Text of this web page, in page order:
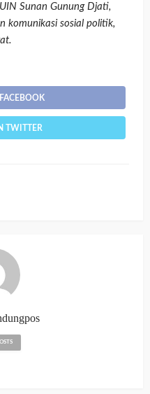
Sunan Gunung Djati,
komunikasi sosial politik,
TWITTER